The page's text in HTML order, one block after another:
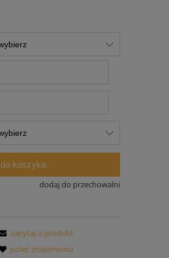
do koszyka
dodaj do przechowalni
zapytaj o produkt
poleć znajomemu